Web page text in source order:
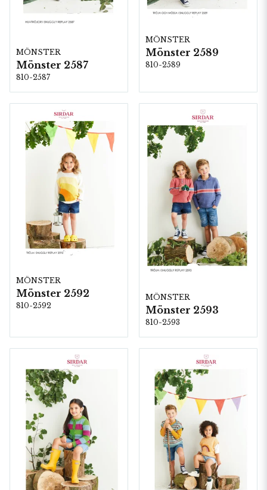
MÖNSTER
Mönster 2587
810-2587
MÖNSTER
Mönster 2589
810-2589
MÖNSTER
Mönster 2592
810-2592
MÖNSTER
Mönster 2593
810-2593